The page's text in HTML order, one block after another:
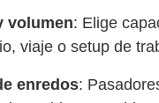
volumen: Elige
viaje o setup de
enredos: